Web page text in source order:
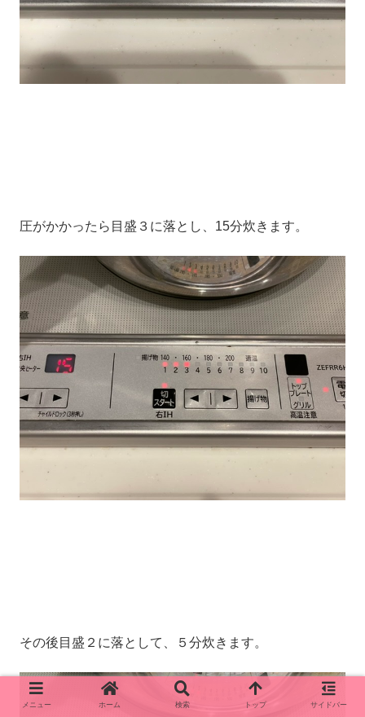
圧がかかったら目盛３に落とし、15分炊きます。
その後目盛２に落として、５分炊きます。
メニュー ホーム 検索 トップ サイドバー